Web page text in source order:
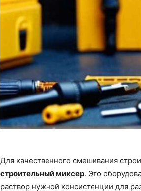
Для качественного смешивания
строительный миксер. Это
раствор нужной консистенции для